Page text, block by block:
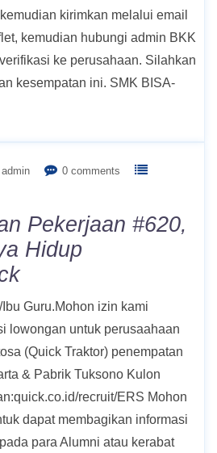
kirimkan melalui email
kemudian hubungi admin BKK
ke perusahaan. Silahkan
kesempatan ini. SMK BISA-
admin
0 comments
Pekerjaan #620,
Hidup
Guru.Mohon izin kami
lowongan untuk perusaahaan
(Quick Traktor) penempatan
& Pabrik Tuksono Kulon
recruit/ERS Mohon
dapat membagikan informasi
para Alumni atau kerabat